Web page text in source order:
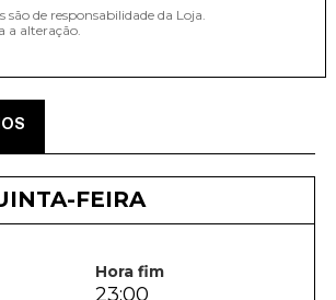
são de responsabilidade da Loja.
a alteração.
FEIRA
Hora fim
23:00